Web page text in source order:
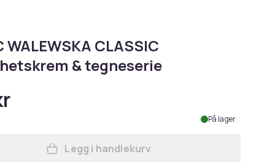
WALEWSKA CLASSIC
& tegneserie
På lager
Legg MIRAC WALEWSKA
Legg i handlekurv